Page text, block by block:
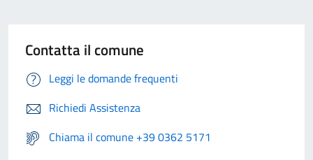
Contatta il comune
Leggi le domande frequenti
Richiedi Assistenza
Chiama il comune +39 0362 5171